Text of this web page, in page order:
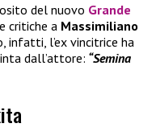
del nuovo Grande
critiche a Massimiliano
infatti, l’ex vincitrice ha
dall’attore: “Semina